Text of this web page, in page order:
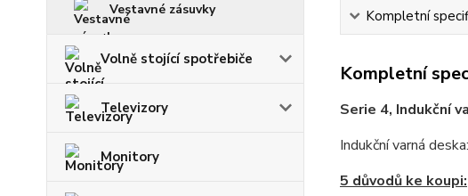
Vestavné zásuvky
Volně stojící spotřebiče
Televizory
Monitory
Kompletní
Kompletní
Serie 4, Indukční
Indukční varná
5 důvodů ke koupi: